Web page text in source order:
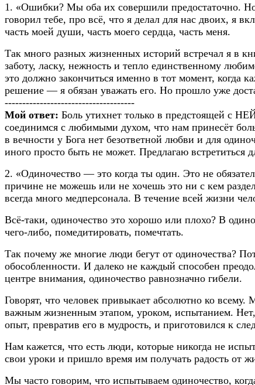
1. «Ошибки? Мы оба их совершили предостаточно.
говорил тебе, про всё, что я делал для нас двоих, я
часть моей души, часть моего сердца, часть меня.
Так много разных жизненных историй встречал я в
заботу, ласку, нежность и тепло единственному
это должно закончиться именно в тот момент, когда
решение — я обязан уважать его. Но прошло уже
-------------------------------------
Мой ответ: Боль утихнет только в предстоящей с
соединимся с любимыми духом, что нам принесёт
в вечности у Бога нет безответной любви и для
иного просто быть не может. Предлагаю встретиться
2. «Одиночество — это когда ты один. Это не
причине не можешь или не хочешь это ни с кем
всегда много медперсонала. В течение всей жизни
Всё-таки, одиночество это хорошо или плохо? В
чего-либо, помедитировать, помечтать.
Так почему же многие люди бегут от одиночества?
обособленности. И далеко не каждый способен
центре внимания, одиночество равнозначно гибели.
Говорят, что человек привыкает абсолютно ко
важным жизненным этапом, уроком, испытанием.
опыт, превратив его в мудрость, и приготовился к
Нам кажется, что есть люди, которые никогда не
свои уроки и пришло время им получать радость от
Мы часто говорим, что испытываем одиночество,